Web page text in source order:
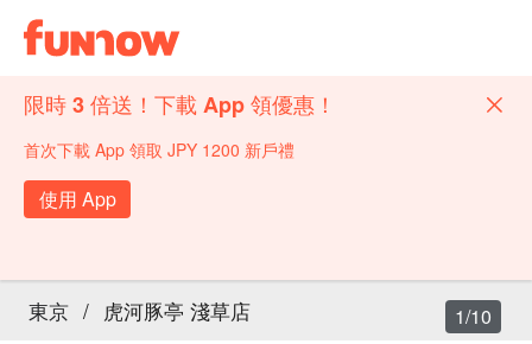
限時 3 倍送！下載 App 領優惠！
首次下載 App 領取 JPY 1200 新戶禮
使用 App
東京 / 虎河豚亭 淺草店 1/10